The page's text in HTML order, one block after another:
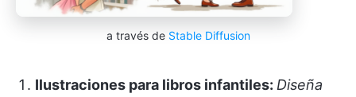
a través de Stable Diffusion
Ilustraciones para libros infantiles: Diseña